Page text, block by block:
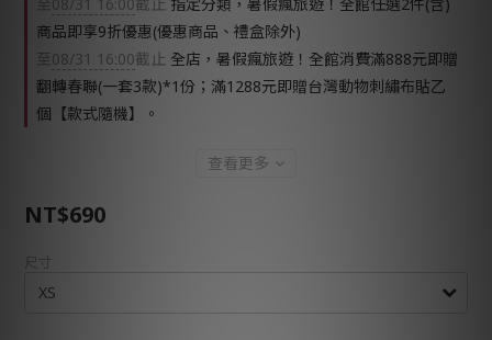
商品即享9折優惠(優惠商品、禮盒除外)
至08/31 16:00截止 全店，暑假瘋旅遊！全館消費滿888元即贈
翻轉春聯(一套3款)*1份；滿1288元即贈台灣動物刺繡布貼乙
個【款式隨機】。
查看更多
NT$690
尺寸